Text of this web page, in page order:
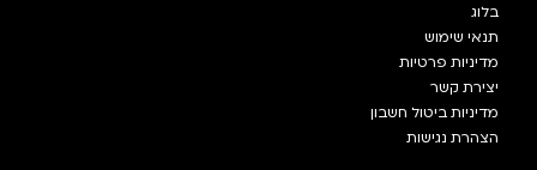
בלוג
תנאי שימוש
מדיניות פרטיות
יצירת קשר
מדיניות ביטול חשבון
הצהרת נגישות